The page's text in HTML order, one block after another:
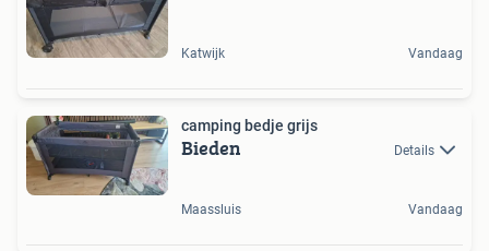
Katwijk Vandaag
camping bedje grijs
Bieden Details
Maassluis Vandaag